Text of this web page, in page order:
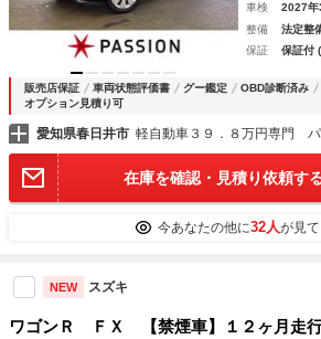
車検
2027年
整備
法定整
保証
保証付
販売店保証 車両状態評価書 グー鑑定 OBD診断済み
オプション見積り可
愛知県春日井市
在庫を確認・見積り依頼す
今あなたの他に32人が見
NEW スズキ
ワゴンＲ ＦＸ 【禁煙車】１２ヶ月走